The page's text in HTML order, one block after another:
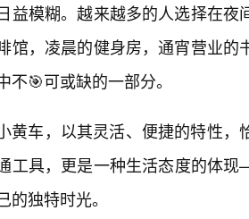
益模糊。越来越多的人选择在
馆，凌晨的健身房，通宵营业
不🎯可或缺的一部分。
黄车，以其灵活、便捷的特性，
工具，更是一种生活态度的体
的独特时光。